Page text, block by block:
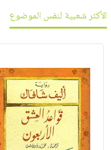
الأكثر شعبية لنفس الموضوع